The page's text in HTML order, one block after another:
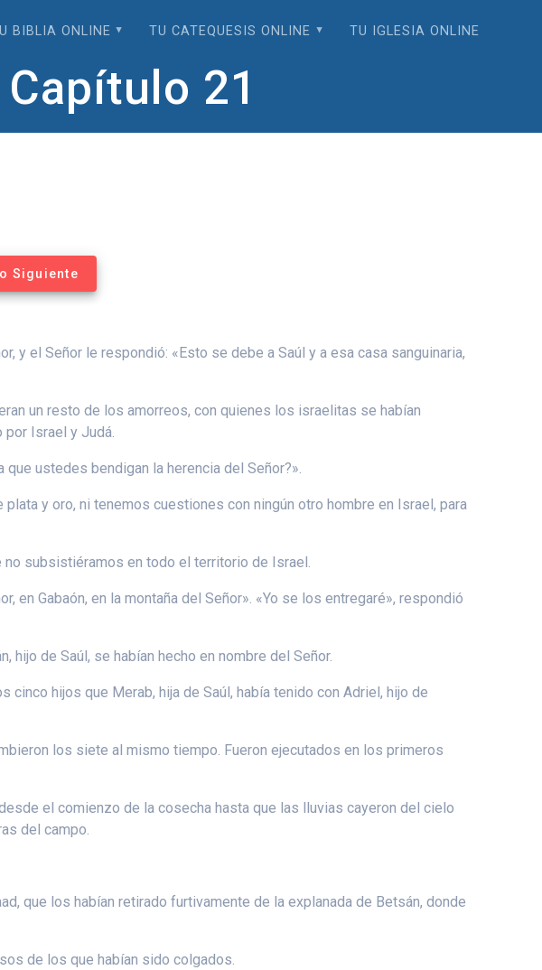
BIBLIA ONLINE TU CATEQUESIS ONLINE TU IGLESIA ONLINE
21
Siguiente
y el Señor le respondió: «Esto se debe a Saúl y a esa casa sanguinaria,
un resto de los amorreos, con quienes los israelitas se habían
por Israel y Judá.
ustedes bendigan la herencia del Señor?».
y oro, ni tenemos cuestiones con ningún otro hombre en Israel, para
no subsistiéramos en todo el territorio de Israel.
Gabaón, en la montaña del Señor». «Yo se los entregaré», respondió
hijo de Saúl, se habían hecho en nombre del Señor.
hijos que Merab, hija de Saúl, había tenido con Adriel, hijo de
los siete al mismo tiempo. Fueron ejecutados en los primeros
el comienzo de la cosecha hasta que las lluvias cayeron del cielo
del campo.
que los habían retirado furtivamente de la explanada de Betsán, donde
de los que habían sido colgados.